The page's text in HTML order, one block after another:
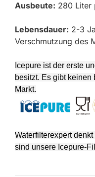
Ausbeute: 280 Liter
Lebensdauer: 2-3
Verschmutzung des
Icepure ist der erste
besitzt. Es gibt keinen
Markt.
Waterfilterexpert
sind unsere Icepure-